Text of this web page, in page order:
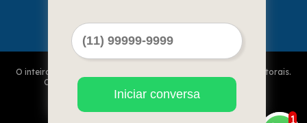
O inteiro teor deste site está sujeito à proteção de direitos autorais.
Copyright© ESQUADRIFLEX (Lei 9610 de 19/02/1998)
1
Iniciar conversa